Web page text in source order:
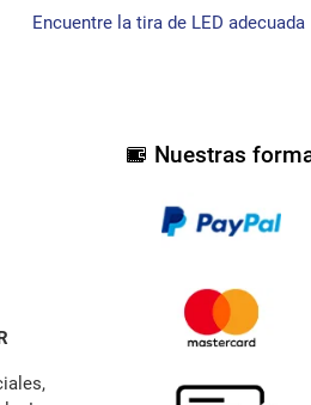
Encuentre la tira de LED adecuada
Nuestras